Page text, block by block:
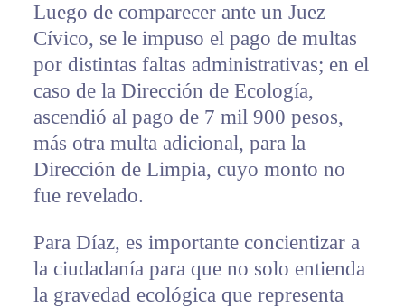
Luego de comparecer ante un Juez
Cívico, se le impuso el pago de multas
por distintas faltas administrativas; en el
caso de la Dirección de Ecología,
ascendió al pago de 7 mil 900 pesos,
más otra multa adicional, para la
Dirección de Limpia, cuyo monto no
fue revelado.
Para Díaz, es importante concientizar a
la ciudadanía para que no solo entienda
la gravedad ecológica que representa